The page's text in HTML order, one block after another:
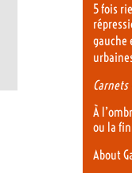
5 fois
gauche
Carnets
À
ou la
About